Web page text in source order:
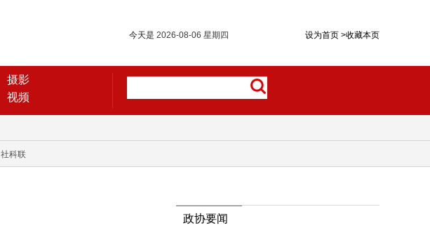
设为首页 >收藏本页
今天是 2026-08-06 星期四
摄影
视频
社科联
政协要闻